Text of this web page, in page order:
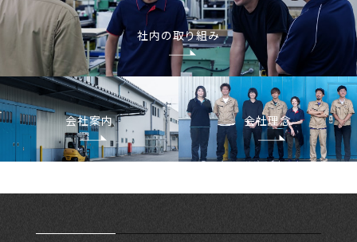
社内の取り組み
会社案内 会社理念